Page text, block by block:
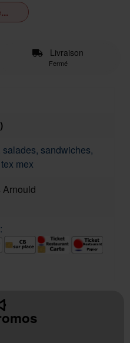
Livraison
Fermé
sandwiches,
mex
Arnould